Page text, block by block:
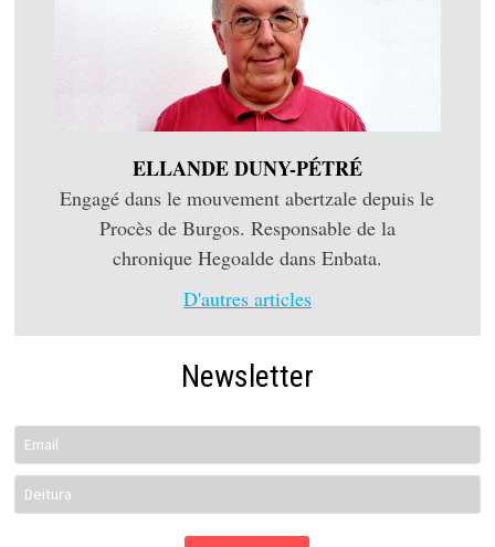
ELLANDE DUNY-PÉTRÉ
Engagé dans le mouvement abertzale depuis le
Procès de Burgos. Responsable de la
chronique Hegoalde dans Enbata.
D'autres articles
Newsletter